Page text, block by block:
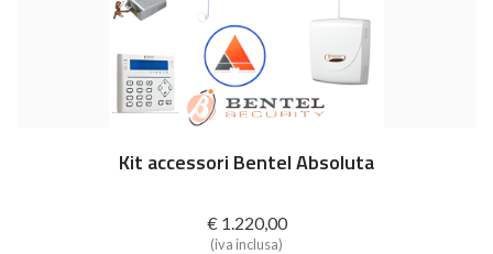
Kit accessori Bentel Absoluta
€ 1.220,00
(iva inclusa)